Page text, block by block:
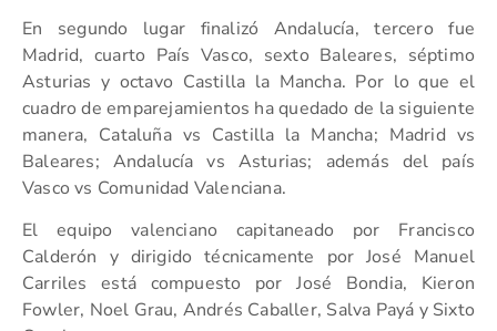
En segundo lugar finalizó Andalucía, tercero fue
Madrid, cuarto País Vasco, sexto Baleares, séptimo
Asturias y octavo Castilla la Mancha. Por lo que el
cuadro de emparejamientos ha quedado de la siguiente
manera, Cataluña vs Castilla la Mancha; Madrid vs
Baleares; Andalucía vs Asturias; además del país
Vasco vs Comunidad Valenciana.
El equipo valenciano capitaneado por Francisco
Calderón y dirigido técnicamente por José Manuel
Carriles está compuesto por José Bondia, Kieron
Fowler, Noel Grau, Andrés Caballer, Salva Payá y Sixto